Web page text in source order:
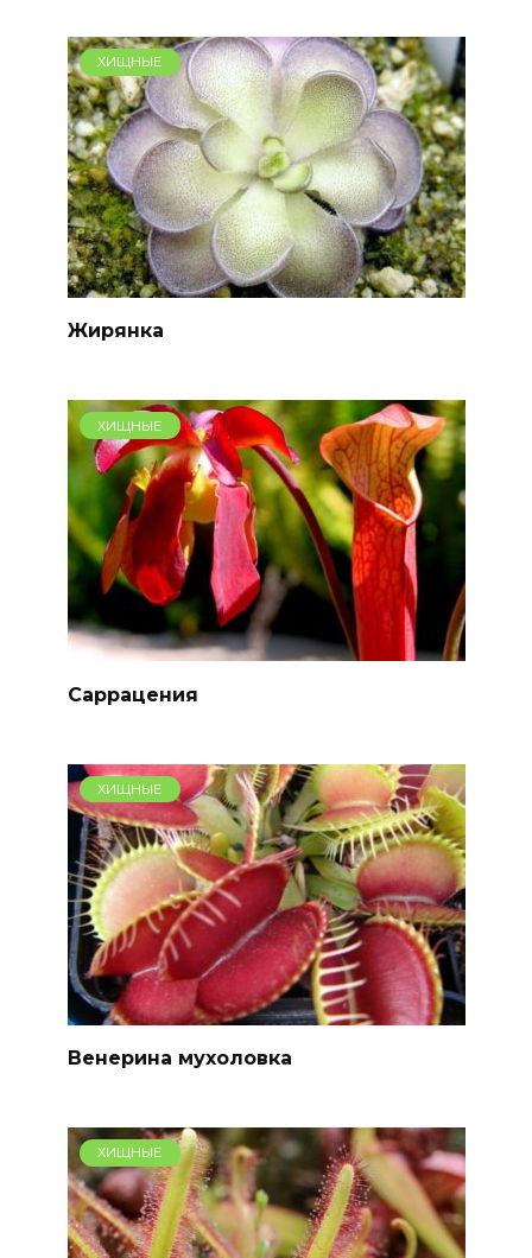
ХИЩНЫЕ
Жирянка
ХИЩНЫЕ
Саррацения
ХИЩНЫЕ
Венерина мухоловка
ХИЩНЫЕ